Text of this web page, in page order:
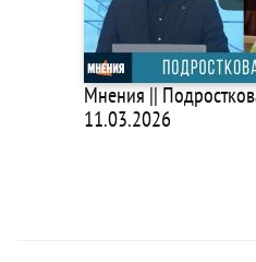
Мнения ||
11.03.2026